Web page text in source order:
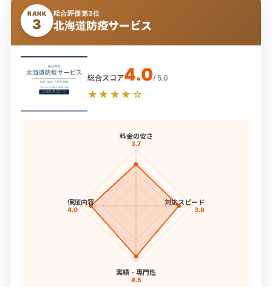
RANK
3
総合評価第3位
北海道防疫サービス
総合スコア4.0/ 5.0
★★★★☆
料金の安さ
3.7
対応スピード
3.8
実績・専門性
4.5
保証内容
4.0